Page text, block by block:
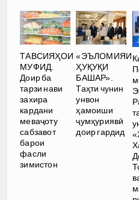
ТАВСИЯҲОИ
МУФИД.
Доир ба
тарзи нави
захира
кардани
меваҷоту
сабзавот
барои
фасли
зимистон
«ЭЪЛОМИЯИ
ҲУҚУҚИ
БАШАР».
Таҳти чунин
унвон
ҳамоиши
ҷумҳуриявӣ
доир гардид